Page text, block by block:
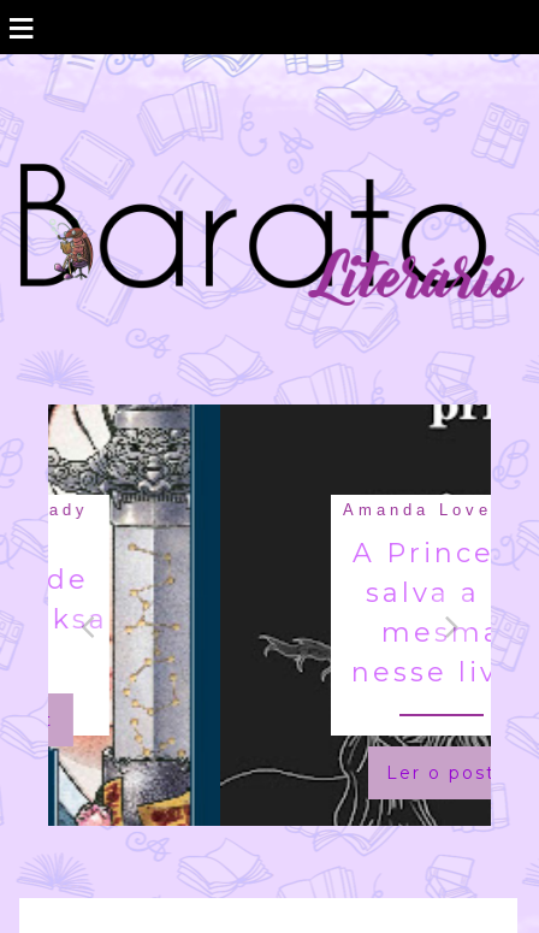
≡
Amanda Lovelace
A Princesa
mesma
nesse livro
Ler o post